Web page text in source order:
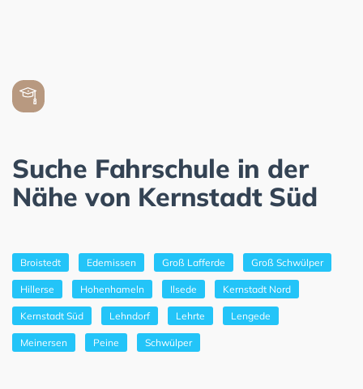
Suche Fahrschule in der
Nähe von Kernstadt Süd
Broistedt Edemissen Groß Lafferde Groß Schwülper
Hillerse Hohenhameln Ilsede Kernstadt Nord
Kernstadt Süd Lehndorf Lehrte Lengede
Meinersen Peine Schwülper